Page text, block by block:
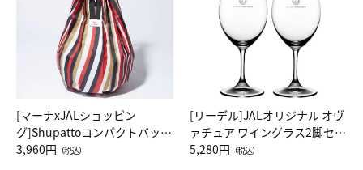
[マーナxJALショッピン
グ]Shupattoコンパクトバッグ
Drop JAL客室乗務員（LC）ス
3,960円 （税込）
[リーデル]JALオリジナル オヴ
ァチュア ワイングラス2脚セッ
ト（レッドワイン）
5,280円 （税込）